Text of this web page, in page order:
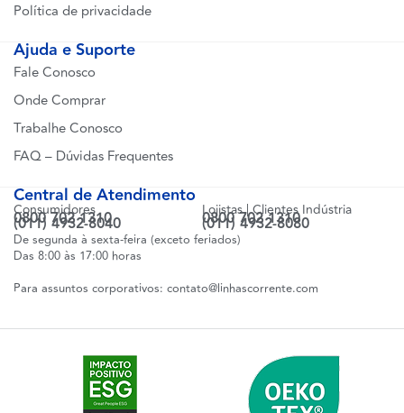
Política de privacidade
Ajuda e Suporte
Fale Conosco
Onde Comprar
Trabalhe Conosco
FAQ – Dúvidas Frequentes
Central de Atendimento
Consumidores
0800 702 1310
(011) 4932-8040
Lojistas | Clientes Indústria
0800 702 1310
(011) 4932-8080
De segunda à sexta-feira (exceto feriados)
Das 8:00 às 17:00 horas
Para assuntos corporativos: contato@linhascorrente.com